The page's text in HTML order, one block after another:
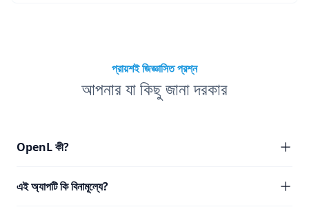
প্রায়শই জিজ্ঞাসিত প্রশ্ন
আপনার যা কিছু জানা দরকার
OpenL কী?
এই অ্যাপটি কি বিনামূল্যে?